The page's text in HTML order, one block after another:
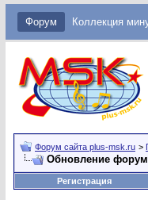
Форум Коллекция
Форум сайта plus-msk.ru >
Обновление
Регистрация